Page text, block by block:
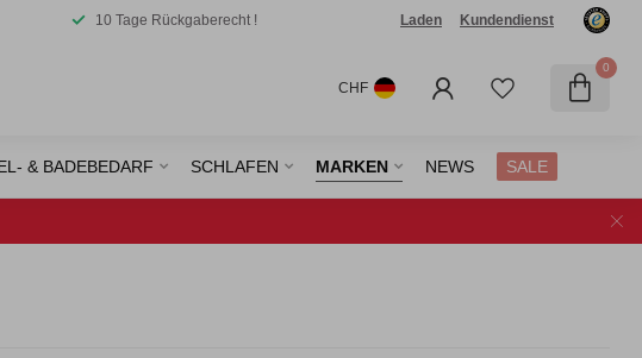
10 Tage Rückgaberecht ! Laden Kundendienst
CHF
0
& BADEBEDARF SCHLAFEN MARKEN NEWS SALE